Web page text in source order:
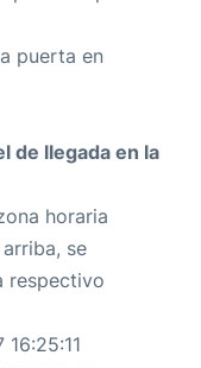
puerta en
de llegada en la
horaria
se
respectivo